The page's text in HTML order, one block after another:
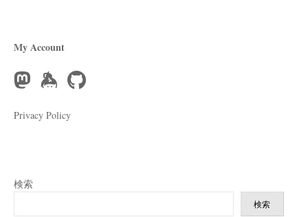
My Account
Privacy Policy
検索
検索